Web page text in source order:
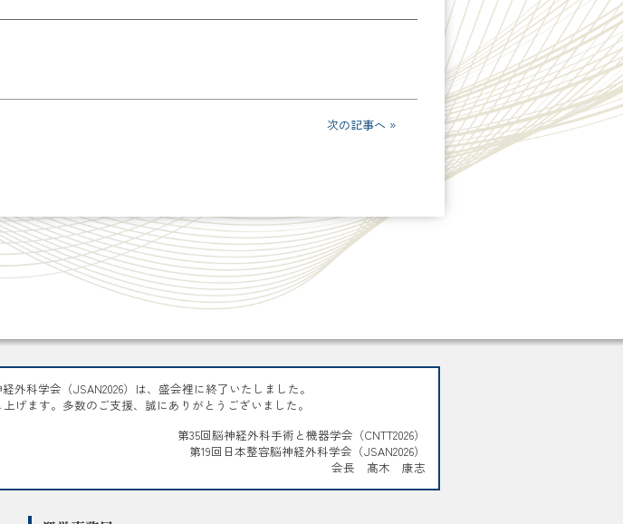
次の記事へ »
外科学会（JSAN2026）は、盛会裡に終了いたしました。
げます。多数のご支援、誠にありがとうございました。
第35回脳神経外科手術と機器学会（CNTT2026）
第19回日本整容脳神経外科学会（JSAN2026）
会長 髙木 康志